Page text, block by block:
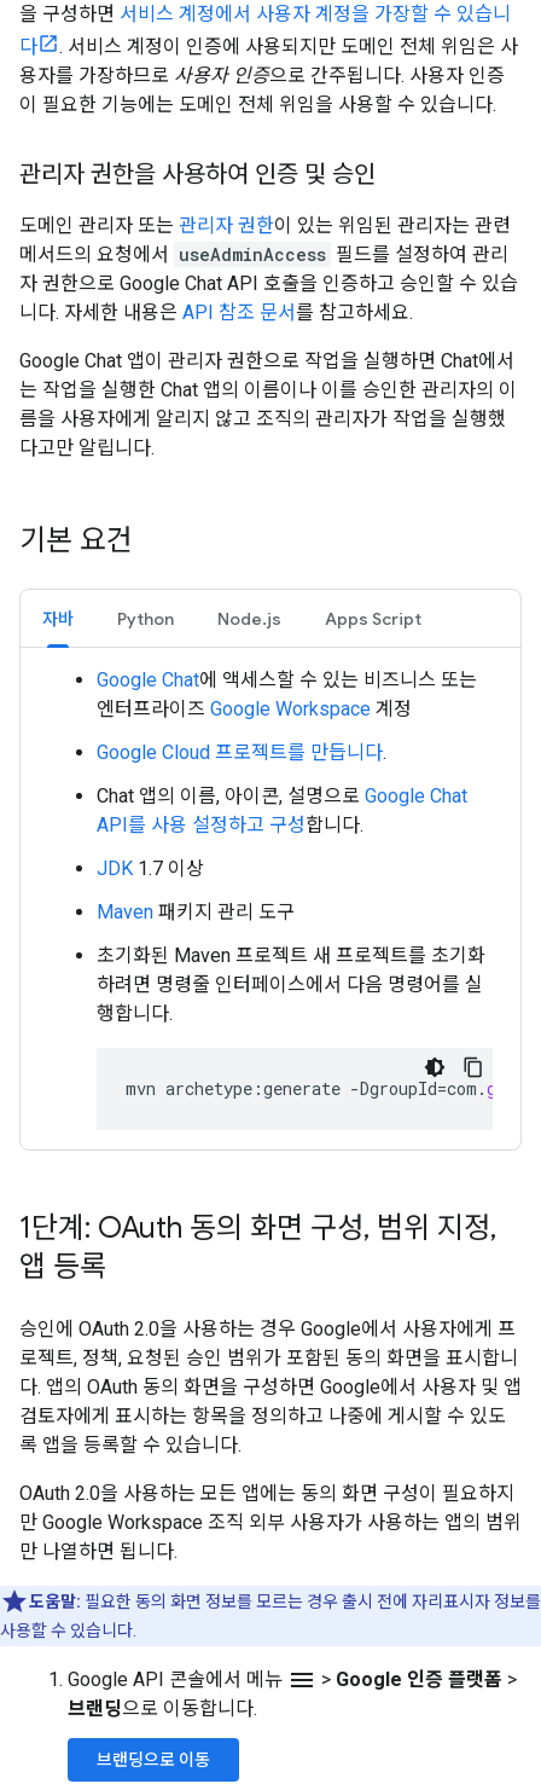
을 구성하면 서비스 계정에서 사용자 계정을 가장할 수 있습니
다
. 서비스 계정이 인증에 사용되지만 도메인 전체 위임은 사
용자를 가장하므로 사용자 인증으로 간주됩니다. 사용자 인증
이 필요한 기능에는 도메인 전체 위임을 사용할 수 있습니다.
관리자 권한을 사용하여 인증 및 승인
도메인 관리자 또는 관리자 권한이 있는 위임된 관리자는 관련
메서드의 요청에서
useAdminAccess 필드를 설정하여 관리
자 권한으로 Google Chat API 호출을 인증하고 승인할 수 있습
니다. 자세한 내용은 API 참조 문서를 참고하세요.
Google Chat 앱이 관리자 권한으로 작업을 실행하면 Chat에서
는 작업을 실행한 Chat 앱의 이름이나 이를 승인한 관리자의 이
름을 사용자에게 알리지 않고 조직의 관리자가 작업을 실행했
다고만 알립니다.
기본 요건
자바 Python Node.js Apps Script
Google Chat에 액세스할 수 있는 비즈니스 또는
엔터프라이즈 Google Workspace 계정
Google Cloud 프로젝트를 만듭니다.
Chat 앱의 이름, 아이콘, 설명으로 Google Chat
API를 사용 설정하고 구성합니다.
JDK 1.7 이상
Maven 패키지 관리 도구
초기화된 Maven 프로젝트 새 프로젝트를 초기화
하려면 명령줄 인터페이스에서 다음 명령어를 실
행합니다.
mvn archetype :generate -DgroupId=com .
1단계: OAuth 동의 화면 구성, 범위 지정,
앱 등록
승인에 OAuth 2.0을 사용하는 경우 Google에서 사용자에게 프
로젝트, 정책, 요청된 승인 범위가 포함된 동의 화면을 표시합니
다. 앱의 OAuth 동의 화면을 구성하면 Google에서 사용자 및 앱
검토자에게 표시하는 항목을 정의하고 나중에 게시할 수 있도
록 앱을 등록할 수 있습니다.
OAuth 2.0을 사용하는 모든 앱에는 동의 화면 구성이 필요하지
만 Google Workspace 조직 외부 사용자가 사용하는 앱의 범위
만 나열하면 됩니다.
도움말: 필요한 동의 화면 정보를 모르는 경우 출시 전에 자리표시자 정보를
사용할 수 있습니다.
Google API 콘솔에서 메뉴 menu > Google 인증 플랫폼 >
브랜딩으로 이동합니다.
브랜딩으로 이동